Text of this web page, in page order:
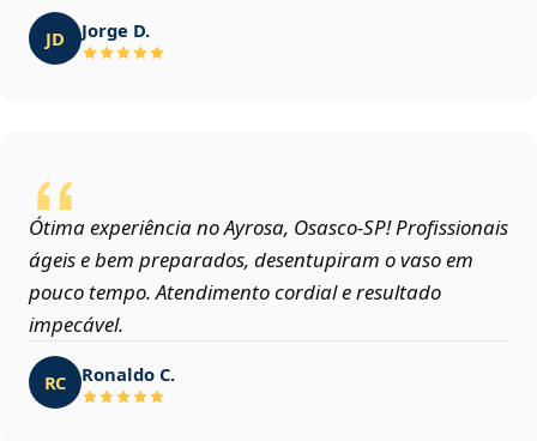
JD Jorge D.
Ótima experiência no Ayrosa, Osasco‑SP! Profissionais
ágeis e bem preparados, desentupiram o vaso em
pouco tempo. Atendimento cordial e resultado
impecável.
RC Ronaldo C.